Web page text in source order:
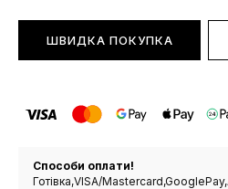
ШВИДКА ПОКУПКА
Способи оплати!
Готівка,VISA/